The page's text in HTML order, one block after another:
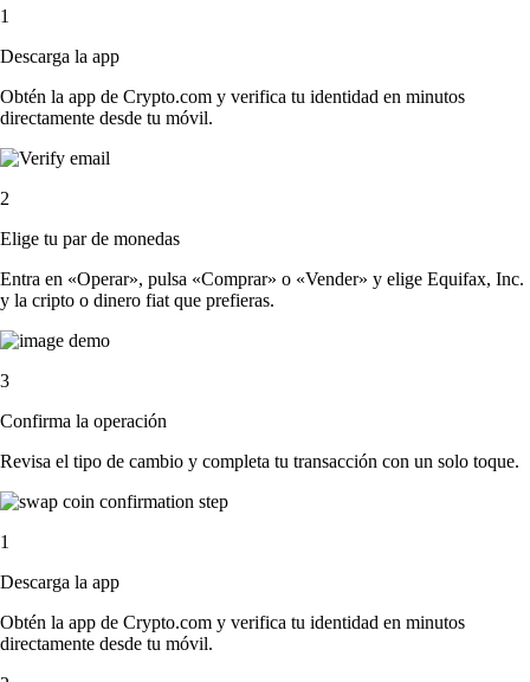
1
Descarga la app
Obtén la app de Crypto.com y verifica tu identidad en minutos
directamente desde tu móvil.
2
Elige tu par de monedas
Entra en «Operar», pulsa «Comprar» o «Vender» y elige Equifax, Inc.
y la cripto o dinero fiat que prefieras.
3
Confirma la operación
Revisa el tipo de cambio y completa tu transacción con un solo toque.
1
Descarga la app
Obtén la app de Crypto.com y verifica tu identidad en minutos
directamente desde tu móvil.